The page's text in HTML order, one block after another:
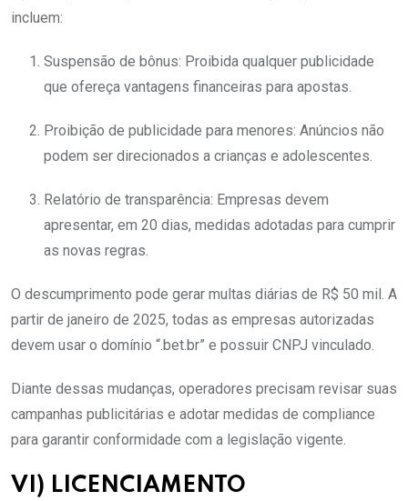
incluem:
Suspensão de bônus: Proibida qualquer publicidade
que ofereça vantagens financeiras para apostas.
Proibição de publicidade para menores: Anúncios não
podem ser direcionados a crianças e adolescentes.
Relatório de transparência: Empresas devem
apresentar, em 20 dias, medidas adotadas para cumprir
as novas regras.
O descumprimento pode gerar multas diárias de R$ 50 mil. A
partir de janeiro de 2025, todas as empresas autorizadas
devem usar o domínio “.bet.br” e possuir CNPJ vinculado.
Diante dessas mudanças, operadores precisam revisar suas
campanhas publicitárias e adotar medidas de compliance
para garantir conformidade com a legislação vigente.
VI) LICENCIAMENTO